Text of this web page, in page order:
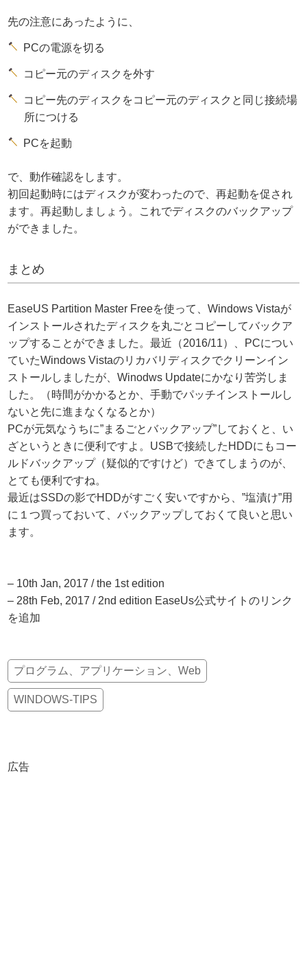
先の注意にあったように、
PCの電源を切る
コピー元のディスクを外す
コピー先のディスクをコピー元のディスクと同じ接続場
所につける
PCを起動
で、動作確認をします。
初回起動時にはディスクが変わったので、再起動を促され
ます。再起動しましょう。これでディスクのバックアップ
ができました。
まとめ
EaseUS Partition Master Freeを使って、Windows Vistaが
インストールされたディスクを丸ごとコピーしてバックア
ップすることができました。最近（2016/11）、PCについ
ていたWindows Vistaのリカバリディスクでクリーンイン
ストールしましたが、Winodws Updateにかなり苦労しま
した。（時間がかかるとか、手動でパッチインストールし
ないと先に進まなくなるとか）
PCが元気なうちに”まるごとバックアップ”しておくと、い
ざというときに便利ですよ。USBで接続したHDDにもコー
ルドバックアップ（疑似的ですけど）できてしまうのが、
とても便利ですね。
最近はSSDの影でHDDがすごく安いですから、”塩漬け”用
に１つ買っておいて、バックアップしておくて良いと思い
ます。
– 10th Jan, 2017 / the 1st edition
– 28th Feb, 2017 / 2nd edition EaseUs公式サイトのリンク
を追加
プログラム、アプリケーション、Web
WINDOWS-TIPS
広告